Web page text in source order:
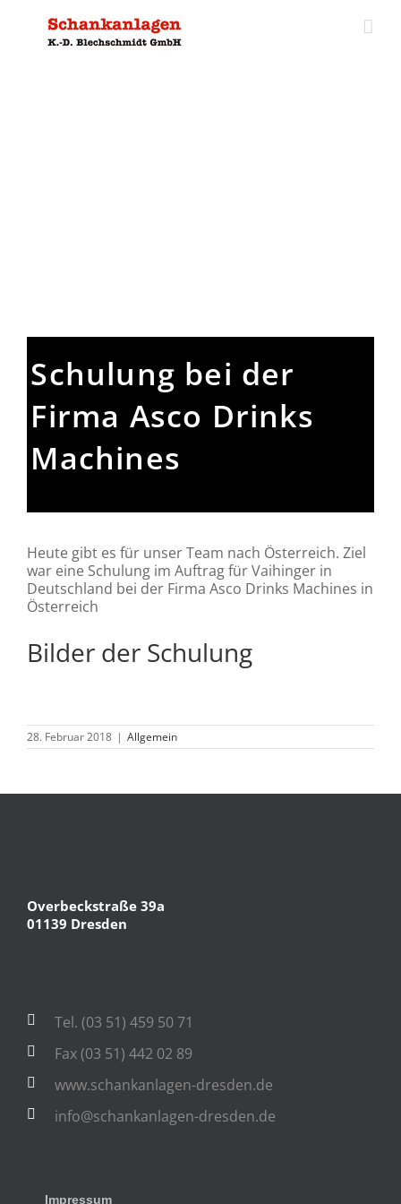
springen
Schulung bei der
Firma Asco Drinks
Machines
Heute gibt es für unser Team nach Österreich. Ziel
war eine Schulung im Auftrag für Vaihinger in
Deutschland bei der Firma Asco Drinks Machines in
Österreich
Bilder der Schulung
28. Februar 2018 | Allgemein
Overbeckstraße 39a
01139 Dresden
Tel. (03 51) 459 50 71
Fax (03 51) 442 02 89
www.schankanlagen-dresden.de
info@schankanlagen-dresden.de
Impressum